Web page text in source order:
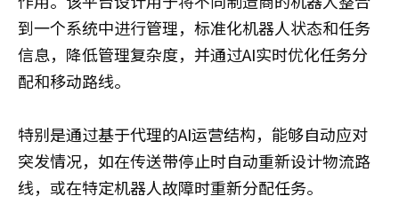
到一个系统中进行管理，标准化机器人状态和任务
信息，降低管理复杂度，并通过AI实时优化任务分
配和移动路线。
特别是通过基于代理的AI运营结构，能够自动应对
突发情况，如在传送带停止时自动重新设计物流路
线，或在特定机器人故障时重新分配任务。